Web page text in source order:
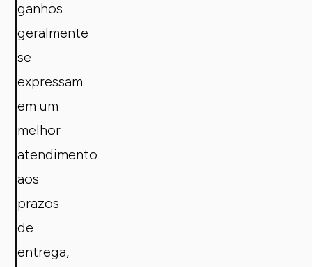
ganhos
geralmente
se
expressam
em um
melhor
atendimento
aos
prazos
de
entrega,